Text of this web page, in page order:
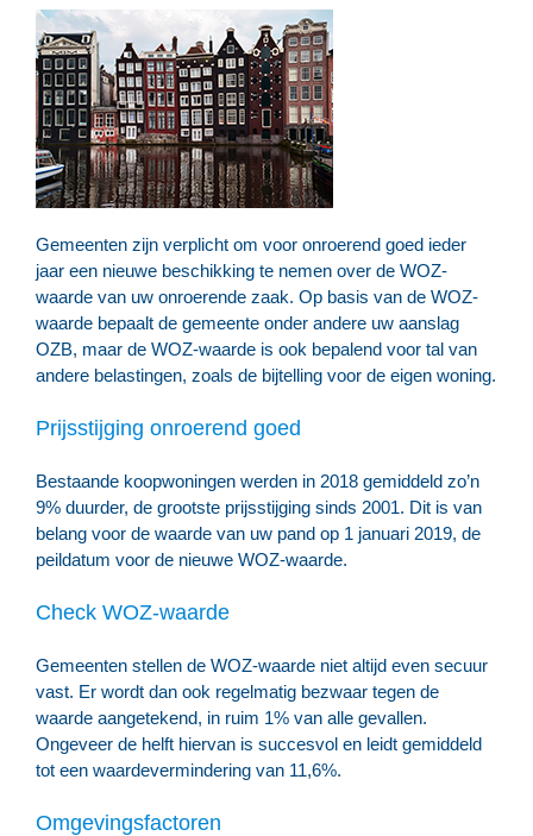
Gemeenten zijn verplicht om voor onroerend goed ieder
jaar een nieuwe beschikking te nemen over de WOZ-
waarde van uw onroerende zaak. Op basis van de WOZ-
waarde bepaalt de gemeente onder andere uw aanslag
OZB, maar de WOZ-waarde is ook bepalend voor tal van
andere belastingen, zoals de bijtelling voor de eigen woning.
Prijsstijging onroerend goed
Bestaande koopwoningen werden in 2018 gemiddeld zo’n
9% duurder, de grootste prijsstijging sinds 2001. Dit is van
belang voor de waarde van uw pand op 1 januari 2019, de
peildatum voor de nieuwe WOZ-waarde.
Check WOZ-waarde
Gemeenten stellen de WOZ-waarde niet altijd even secuur
vast. Er wordt dan ook regelmatig bezwaar tegen de
waarde aangetekend, in ruim 1% van alle gevallen.
Ongeveer de helft hiervan is succesvol en leidt gemiddeld
tot een waardevermindering van 11,6%.
Omgevingsfactoren